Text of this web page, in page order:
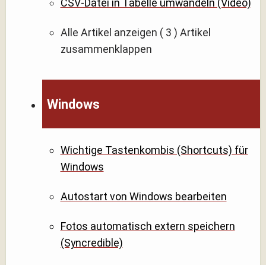
CSV-Datei in Tabelle umwandeln (Video)
Alle Artikel anzeigen ( 3 ) Artikel
zusammenklappen
Windows
Wichtige Tastenkombis (Shortcuts) für
Windows
Autostart von Windows bearbeiten
Fotos automatisch extern speichern
(Syncredible)